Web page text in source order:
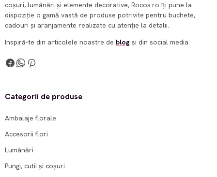
coșuri, lumânări și elemente decorative, Rocos.ro îți pune la
dispoziție o gamă vastă de produse potrivite pentru buchete,
cadouri și aranjamente realizate cu atenție la detalii.
Inspiră-te din articolele noastre de blog și din social media.
Categorii de produse
Ambalaje florale
Accesorii flori
Lumânări
Pungi, cutii și coșuri